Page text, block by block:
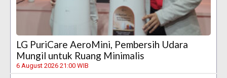
LG PuriCare AeroMini, Pembersih Udara
Mungil untuk Ruang Minimalis
6 August 2026 21:00 WIB